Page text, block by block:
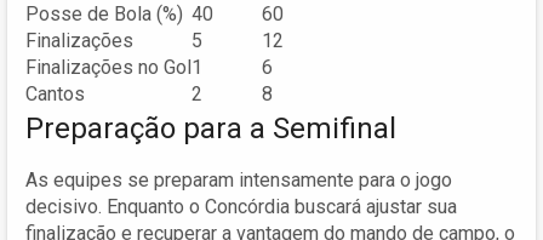
Posse de Bola (%) 40
60
Finalizações
5
12
Finalizações no Gol1
6
Cantos
2 8
Preparação para a Semifinal
As equipes se preparam intensamente para o jogo
decisivo. Enquanto o Concórdia buscará ajustar sua
finalização e recuperar a vantagem do mando de campo, o